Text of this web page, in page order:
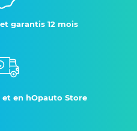
garantis 12 mois
en hOpauto Store